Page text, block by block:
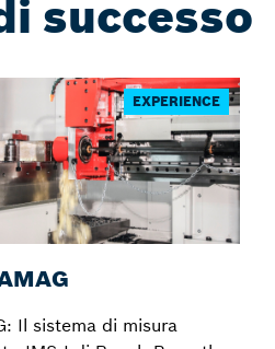
successo
Il sistema di misura
EXPERIENCE